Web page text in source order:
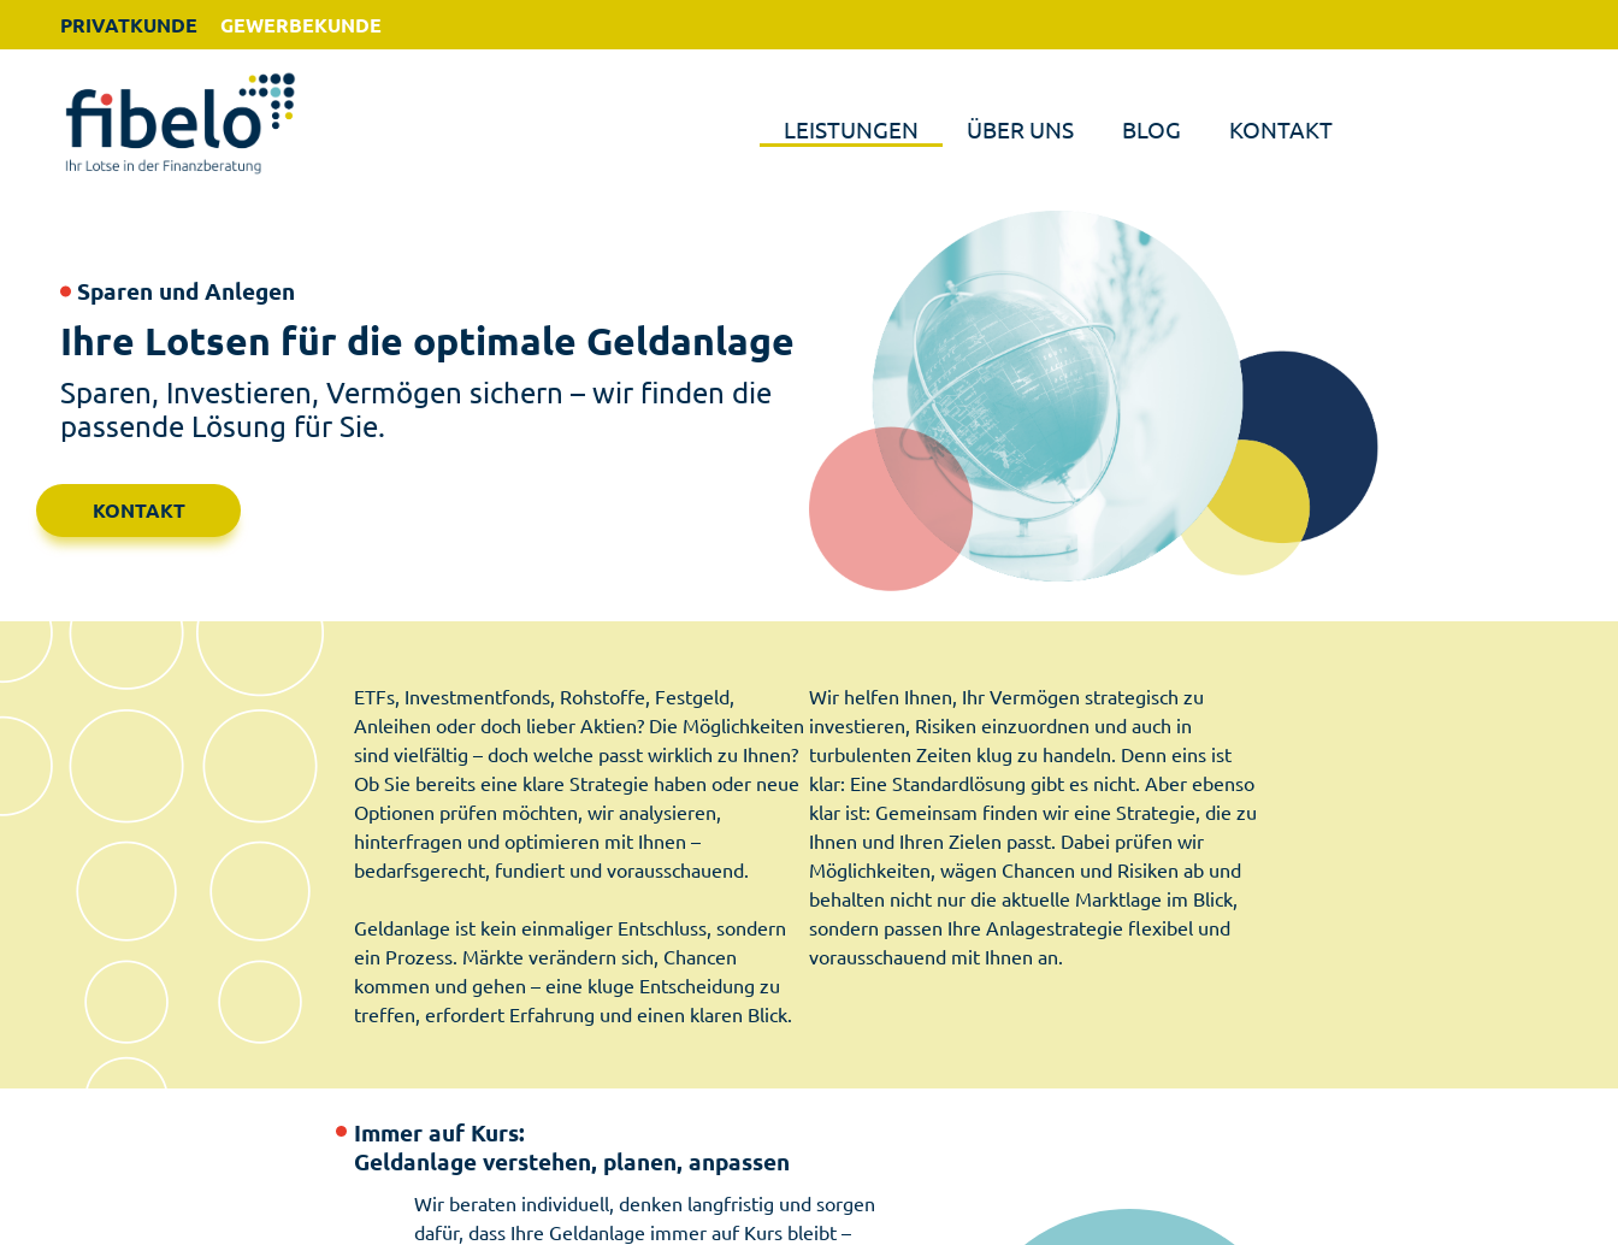
PRIVATKUNDE GEWERBEKUNDE
LEISTUNGEN ÜBER UNS BLOG KONTAKT
Sparen und Anlegen
Ihre Lotsen für die optimale Geldanlage
Sparen, Investieren, Vermögen sichern – wir finden die
passende Lösung für Sie.
KONTAKT
ETFs, Investmentfonds, Rohstoffe, Festgeld,
Anleihen oder doch lieber Aktien? Die Möglichkeiten
sind vielfältig – doch welche passt wirklich zu Ihnen?
Ob Sie bereits eine klare Strategie haben oder neue
Optionen prüfen möchten, wir analysieren,
hinterfragen und optimieren mit Ihnen –
bedarfsgerecht, fundiert und vorausschauend.
Geldanlage ist kein einmaliger Entschluss, sondern
ein Prozess. Märkte verändern sich, Chancen
kommen und gehen – eine kluge Entscheidung zu
treffen, erfordert Erfahrung und einen klaren Blick.
Wir helfen Ihnen, Ihr Vermögen strategisch zu
investieren, Risiken einzuordnen und auch in
turbulenten Zeiten klug zu handeln. Denn eins ist
klar: Eine Standardlösung gibt es nicht. Aber ebenso
klar ist: Gemeinsam finden wir eine Strategie, die zu
Ihnen und Ihren Zielen passt. Dabei prüfen wir
Möglichkeiten, wägen Chancen und Risiken ab und
behalten nicht nur die aktuelle Marktlage im Blick,
sondern passen Ihre Anlagestrategie flexibel und
vorausschauend mit Ihnen an.
Immer auf Kurs:
Geldanlage verstehen, planen, anpassen
Wir beraten individuell, denken langfristig und sorgen
dafür, dass Ihre Geldanlage immer auf Kurs bleibt –